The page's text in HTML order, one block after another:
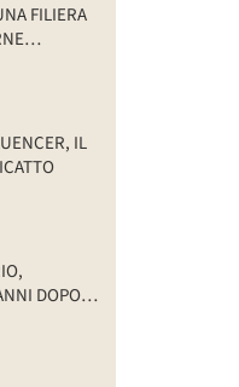
FILIERA
IL
DOPO: